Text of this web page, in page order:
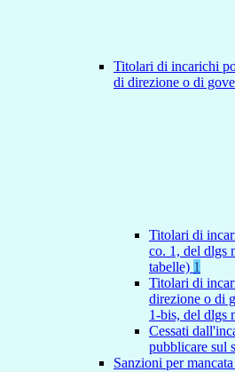
Titolari di incarichi
di direzione o di
Titolari di
co. 1, del dlgs
tabelle) 1
Titolari di
direzione o di
1-bis, del dlgs
Cessati
pubblicare sul
Sanzioni per